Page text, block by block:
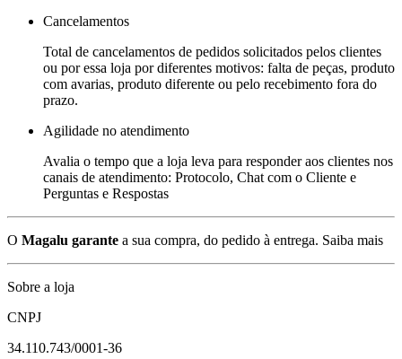
Cancelamentos
Total de cancelamentos de pedidos solicitados pelos clientes
ou por essa loja por diferentes motivos: falta de peças, produto
com avarias, produto diferente ou pelo recebimento fora do
prazo.
Agilidade no atendimento
Avalia o tempo que a loja leva para responder aos clientes nos
canais de atendimento: Protocolo, Chat com o Cliente e
Perguntas e Respostas
O Magalu garante a sua compra, do pedido à entrega. Saiba mais
Sobre a loja
CNPJ
34.110.743/0001-36